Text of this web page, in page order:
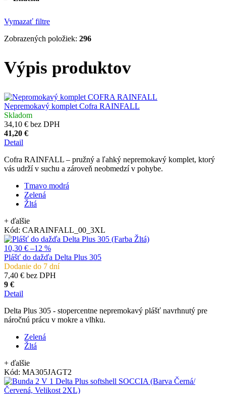
Vymazať filtre
Zobrazených položiek: 296
Výpis produktov
Nepremokavý komplet Cofra RAINFALL
Skladom
34,10 € bez DPH
41,20 €
Detail
Cofra RAINFALL – pružný a ľahký nepremokavý komplet, ktorý
vás udrží v suchu a zároveň neobmedzí v pohybe.
Tmavo modrá
Zelená
Žltá
+ ďalšie
Kód: CARAINFALL_00_3XL
10,30 € –12 %
Plášť do dažďa Delta Plus 305
Dodanie do 7 dní
7,40 € bez DPH
9 €
Detail
Delta Plus 305 - stopercentne nepremokavý plášť navrhnutý pre
náročnú prácu v mokre a vlhku.
Zelená
Žltá
+ ďalšie
Kód: MA305JAGT2